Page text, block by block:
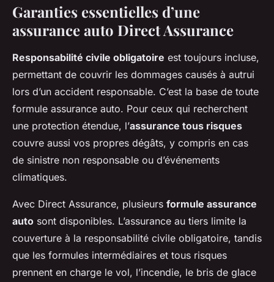
Garanties essentielles d’une
assurance auto Direct Assurance
Responsabilité civile obligatoire est toujours incluse,
permettant de couvrir les dommages causés à autrui
lors d’un accident responsable. C’est la base de toute
formule assurance auto. Pour ceux qui recherchent
une protection étendue, l’assurance tous risques
couvre aussi vos propres dégâts, y compris en cas
de sinistre non responsable ou d’événements
climatiques.
Avec Direct Assurance, plusieurs formule assurance
auto sont disponibles. L’assurance au tiers limite la
couverture à la responsabilité civile obligatoire, tandis
que les formules intermédiaires et tous risques
prennent en charge le vol, l’incendie, le bris de glace